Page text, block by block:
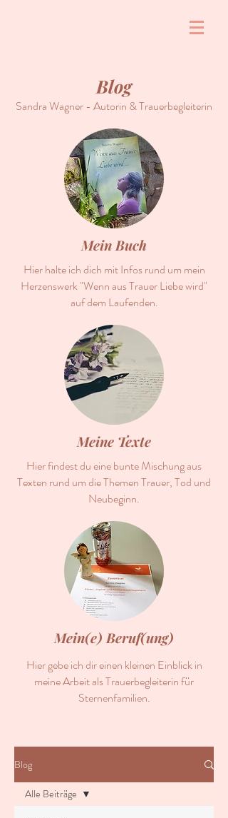
Blog
Sandra Wagner - Autorin & Trauerbegleiterin
Mein Buch
Hier halte ich dich mit Infos rund um mein
Herzenswerk "Wenn aus Trauer Liebe wird"
auf dem Laufenden.
Meine Texte
Hier findest du eine bunte Mischung aus
Texten rund um die Themen Trauer, Tod und
Neubeginn.
Mein(e) Beruf(ung)
Hier gebe ich dir einen kleinen Einblick in
meine Arbeit als Trauerbegleiterin für
Sternenfamilien.
Blog
Alle Beiträge